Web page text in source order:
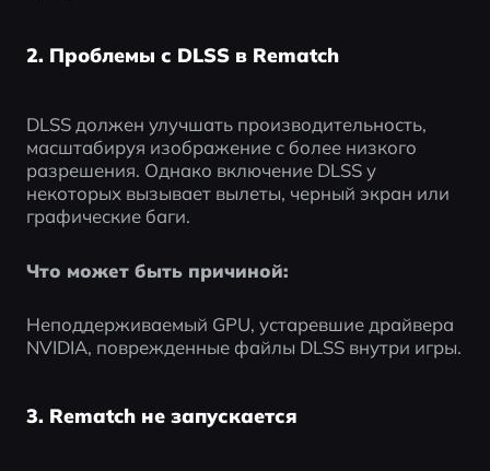
2. Проблемы с DLSS в Rematch
DLSS должен улучшать производительность,
масштабируя изображение с более низкого
разрешения. Однако включение DLSS у
некоторых вызывает вылеты, черный экран или
графические баги.
Что может быть причиной:
Неподдерживаемый GPU, устаревшие драйвера
NVIDIA, поврежденные файлы DLSS внутри игры.
3. Rematch не запускается